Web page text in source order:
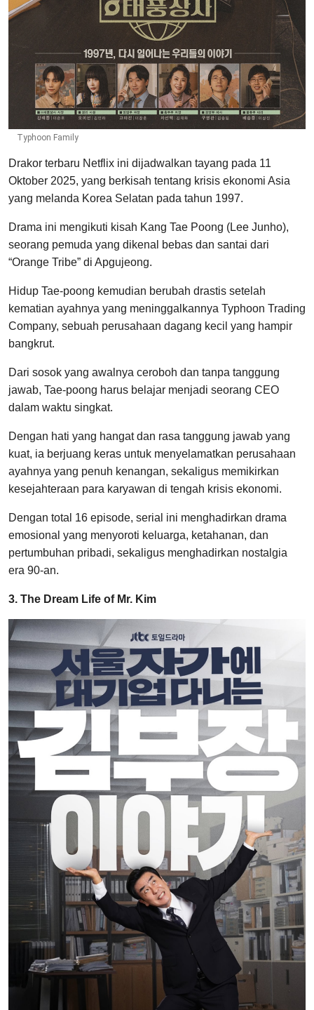
Typhoon Family
Drakor terbaru Netflix ini dijadwalkan tayang pada 11
Oktober 2025, yang berkisah tentang krisis ekonomi Asia
yang melanda Korea Selatan pada tahun 1997.
Drama ini mengikuti kisah Kang Tae Poong (Lee Junho),
seorang pemuda yang dikenal bebas dan santai dari
“Orange Tribe” di Apgujeong.
Hidup Tae-poong kemudian berubah drastis setelah
kematian ayahnya yang meninggalkannya Typhoon Trading
Company, sebuah perusahaan dagang kecil yang hampir
bangkrut.
Dari sosok yang awalnya ceroboh dan tanpa tanggung
jawab, Tae-poong harus belajar menjadi seorang CEO
dalam waktu singkat.
Dengan hati yang hangat dan rasa tanggung jawab yang
kuat, ia berjuang keras untuk menyelamatkan perusahaan
ayahnya yang penuh kenangan, sekaligus memikirkan
kesejahteraan para karyawan di tengah krisis ekonomi.
Dengan total 16 episode, serial ini menghadirkan drama
emosional yang menyoroti keluarga, ketahanan, dan
pertumbuhan pribadi, sekaligus menghadirkan nostalgia
era 90-an.
3. The Dream Life of Mr. Kim